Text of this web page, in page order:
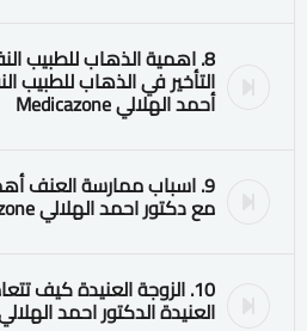
8. اهمية الذهاب للطبيب
التأخير في الذهاب للطبيب
أحمد الهلالي Medicazone
9. اسباب ممارسة العنف
مع دكتور احمد الهلالي Medicazone
10. الزوجة العنيدة كيف
العنيدة الدكتور احمد